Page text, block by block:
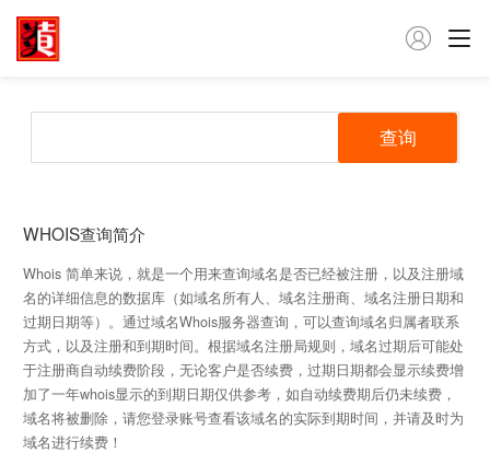

查询
WHOIS查询简介
Whois 简单来说，就是一个用来查询域名是否已经被注册，以及注册域
名的详细信息的数据库（如域名所有人、域名注册商、域名注册日期和
过期日期等）。通过域名Whois服务器查询，可以查询域名归属者联系
方式，以及注册和到期时间。根据域名注册局规则，域名过期后可能处
于注册商自动续费阶段，无论客户是否续费，过期日期都会显示续费增
加了一年whois显示的到期日期仅供参考，如自动续费期后仍未续费，
域名将被删除，请您登录账号查看该域名的实际到期时间，并请及时为
域名进行续费！